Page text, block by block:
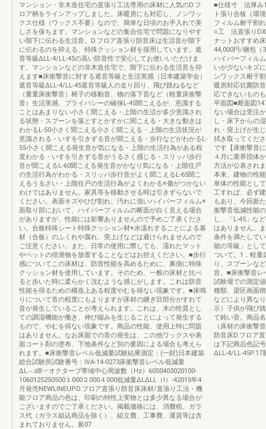
マンション・非木造住宅の直張り工法専用の床材に人気のD.フ
ロア柄をラインアップしました。床暖房にも対応し、ノンワッ
クス仕様（ワックス不要）なので、簡単な日頃のお手入れで美
しさを保ちます。マンションなどの集合住宅で問題になりやす
い階下に伝わる生活音。D.フロア直張り防音床は生活音が階下
に伝わるのを抑える、特殊クッション材を採用しています。遮
音等級ΔLL-4/LL-45の高い防音性で安心してお使いいただけま
す。マンションなどの非木造住宅で、階下に伝わる生活音を抑
えます■床衝撃音に対する遮音等級と生活実感（日本建築学会）
遮音等級ΔLL-4/LL-45遮音等級人の走り回り、飛び跳ねるなど
（重量床衝撃音）椅子の移動音、物の落下音など（軽量床衝撃
音）生活実感、プライバシーの確保L-45聞こえるが、意識する
ことはあまりない小さく聞こえる・上階の生活が多少意識され
る状態・スプーンを落とすとかすかに聞こえる・大きな動きは
わかるL-50小さく聞こえる小さく聞こえる・上階の生活状況が
意識される・いすを引きずる音が聞こえる・歩行などがわかるL-
55小さく聞こえる発生音が気になる・上階の生活行為がある程
度わかる・いすを引きずる音がうるさく感じる・スリッパ歩行
音が聞こえるL-60聞こえる発生音がかなり気になる・上階住戸
の生活行為がわかる・スリッパ歩行音がよく聞こえるL-65聞こ
えるうるさい・上階住戸の生活行為がよくわかる※傷がつかない
わけではありません。家具等を移動させる時は引きずらないで
ください。表面キズやひび割れ、汚れに強いハイパーフィルム※
面取り部において、ハイパーフィルムの断面が白く見える場合
がありますが、性能には影響ありませんので予めご了承くださ
い。合板特殊シート特殊クッション材※水濡れすることによる基
材（合板）のふくれや腐れ、突上げなどは避けられませんので
ご注意ください。また、日常の使用に際しても、濡れたマット
やペットの排泄物を放置することなどはお控えください。■歩行
感についてこの床材は、防音性能を高めるために、裏側に特殊
クッション材を使用しています。そのため、一般の床材と比べ
ると歩いた時に柔らかく沈むような感じがします。これは防音
性能を得るための構造上ある程度やむを得ない現象です。■床鳴
りについて音の程度にもよりますが床材の継ぎ目部分がすれて
音が発生していることが考えられます。これは、木の性質とし
ての調湿機能が働き、伸び縮みを生じることによって発生する
もので、やむを得ない現象です。商品の性能、使用上特に問題
はありません。なお床面での音の発生は、この他ワックスや表
面コート剤の塗布、下地条件など別の要因による場合も考えら
れます。■床衝撃音レベル低減量試験結果測定：(一財)日本建築
総合試験所試験番号：ⅣA-14-0273床衝撃音レベル低減量
ΔL︵dB︶オクターブ帯域中心周波数（Hz）6050403020100-
1060125250500１000２000４000低減量ΔLΔLL（Ⅰ）-42015年4
月発売NEWLINEUPD.フロア直張り防音床床材/直張り工法・機
能フロア商品の色は、印刷の特性上実物とは多少異なる場合が
ございますのでご了承ください。掲載価格には、消費税、ガラ
ス代（ガラス組込商品を除く）、組立費、工事費、運賃等は含
まれておりません。新07
■仕様寸 法厚み
ト張り合板（環
フィルム耐干割
○工 法直張り
ナットおすすめ
44,000円/梱包（
ハイパーフィル
いが少ないキズ
ンワックス耐干
暖房対応抗菌防
応できないもの
平面図■断面図
ない場合は受注
し・床下からの
れ・突上げが生
拭き取ってくだ
です【床衝撃音
４月に業界団体
方法が公表され
本来、建物の性
単体の性能とし
工すれば、必ず
もあり、今回新
衝撃音低減性能
し、「L-45」な
はありません。
条件を満たして
能の等級」とし
ついて。1．軽量
り、スプーンな
音。■床衝撃音レ
試験場での測定
種類、梁区画面
などにより異な
示）子供が飛び
て鈍い音。商品
（床材の床衝撃
防音床D.フロア
は下記商品色記
ΔLL-4/LL-45P.17